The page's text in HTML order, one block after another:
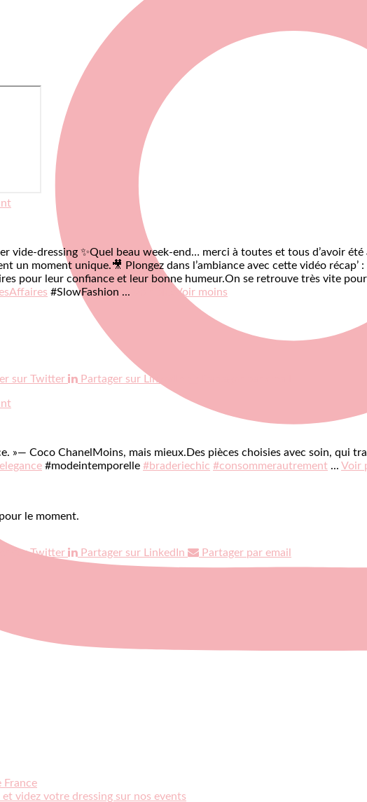
France
videz votre dressing sur nos events
vide-dressing ✨Quel beau week-end… merci à toutes et tous d’avoir été
un moment unique.🎥 Plongez dans l’ambiance avec cette vidéo
pour leur confiance et leur bonne humeur.On se retrouve très vite
#SlowFashion ... Voir moins
sur Twitter Partager sur LinkedIn
»— Coco Chanel Moins, mais mieux. Des pièces choisies avec soin, qui
#modeintemporelle #braderiechic #consommerautrement ... Voir
sur Twitter Partager sur LinkedIn Partager par email
le moment.